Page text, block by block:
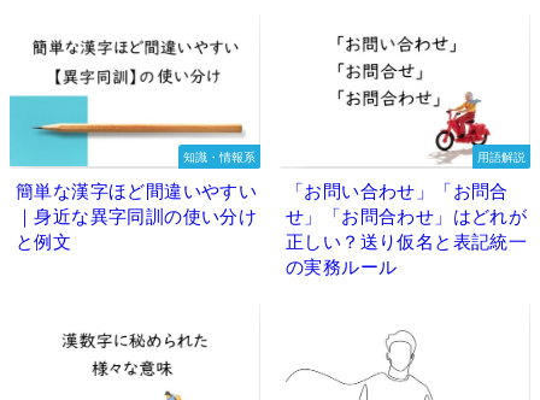
知識・情報系
簡単な漢字ほど間違いやすい
｜身近な異字同訓の使い分け
と例文
用語解説
「お問い合わせ」「お問合
せ」「お問合わせ」はどれが
正しい？送り仮名と表記統一
の実務ルール